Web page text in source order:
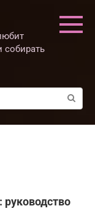
собирать